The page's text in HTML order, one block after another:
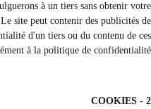
qui est indiqué dans la présente
nécessaire aux fins stipulées
sites Web ou cadres d'autres sites.
dans d'autres sites, ainsi que nous